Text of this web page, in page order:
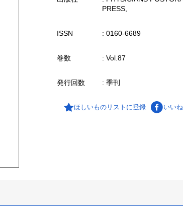
PRESS,
ISSN : 0160-6689
巻数 : Vol.87
発行回数 : 季刊
ほしいものリストに登録 いいね